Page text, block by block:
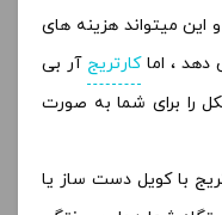
میتواند هزینه های
دهد ، اماکارتریج آر بی
را برای شما به صورت
با کویل دست ساز یا